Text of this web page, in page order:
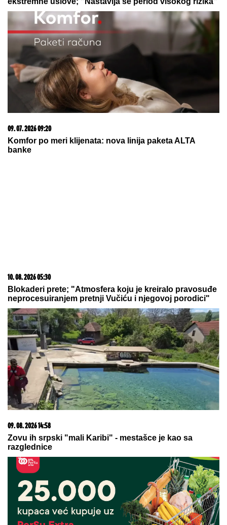
09. 08. 2026 06:26
Da li deca nasleđuju otpornost na stres? Evo šta kaže
nauka
10. 08. 2026 05:12
RHMZ izdao hitno upozorenje – Spremite se za
ekstremne uslove; "Nastavlja se period visokog rizika"
09. 07. 2026 09:20
Komfor po meri klijenata: nova linija paketa ALTA
banke